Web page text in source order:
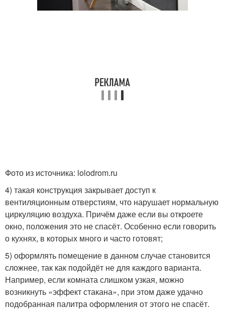
Фото из источника: lolodrom.ru
4) такая конструкция закрывает доступ к
вентиляционным отверстиям, что нарушает нормальную
циркуляцию воздуха. Причём даже если вы откроете
окно, положения это не спасёт. Особенно если говорить
о кухнях, в которых много и часто готовят;
5) оформлять помещение в данном случае становится
сложнее, так как подойдёт не для каждого варианта.
Например, если комната слишком узкая, можно
возникнуть «эффект стакана», при этом даже удачно
подобранная палитра оформления от этого не спасёт.